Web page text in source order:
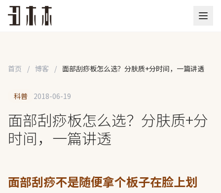
首页 / 博客 / 面部刮痧板怎么选？分肤质+分时间，一篇讲透
科普 2018-06-19
面部刮痧板怎么选？分肤质+分
时间，一篇讲透
面部刮痧不是随便拿个板子在脸上划